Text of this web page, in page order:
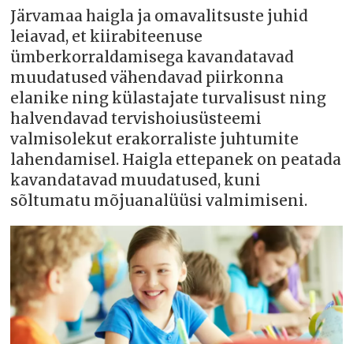
Järvamaa haigla ja omavalitsuste juhid
leiavad, et kiirabiteenuse
ümberkorraldamisega kavandatavad
muudatused vähendavad piirkonna
elanike ning külastajate turvalisust ning
halvendavad tervishoiusüsteemi
valmisolekut erakorraliste juhtumite
lahendamisel. Haigla ettepanek on peatada
kavandatavad muudatused, kuni
sõltumatu mõjuanalüüsi valmimiseni.